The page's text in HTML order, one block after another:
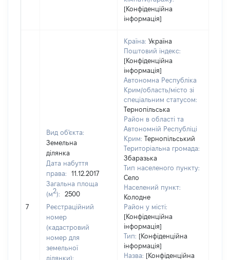
[Конфіденційна
інформація]
7
Вид об'єкта:
Земельна
ділянка
Дата набуття
права:
11.12.2017
Загальна площа
(м2):
2500
Реєстраційний
номер
(кадастровий
номер для
земельної
ділянки):
Країна: Україна
Поштовий індекс:
[Конфіденційна
інформація]
Автономна Республіка
Крим/область/місто зі
спеціальним статусом:
Тернопільська
Район в області та
Автономній Республіці
Крим: Тернопільський
Територіальна громада:
Збаразька
Тип населеного пункту:
Село
Населений пункт:
Колодне
Район у місті:
[Конфіденційна
інформація]
Тип: [Конфіденційна
інформація]
Назва: [Конфіденційна